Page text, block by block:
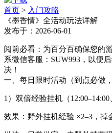
首页 > 入门攻略
《墨香情》全活动玩法详解
发布于：2026-06-01
阅前必看：为百分百确保您的
系微信客服：SUW993，以便
决！
一、每日限时活动（到点必做
1）双倍经验挂机（12:00–14:00
效果：野外挂机经验 ×2–3，掉